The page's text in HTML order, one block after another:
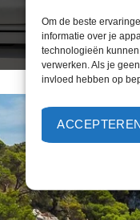
Om de beste
informatie over je
technologieën
verwerken. Als je
invloed hebben op